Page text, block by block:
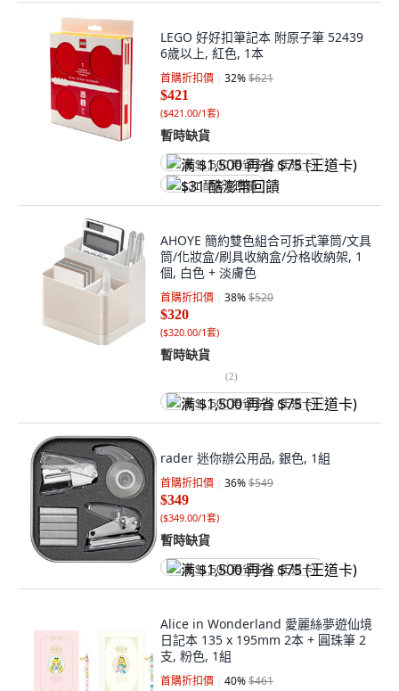
LEGO 好好扣筆記本 附原子筆 52439
6歲以上, 紅色, 1本
首購折扣價 32%$621
$421
($421.00/1套)
暫時缺貨
满 $1,500 再省 $75 (王道卡)
$31 酷澎幣回饋
AHOYE 簡約雙色組合可拆式筆筒/文具
筒/化妝盒/刷具收納盒/分格收納架, 1
個, 白色 + 淡膚色
首購折扣價 38%$520
$320
($320.00/1套)
暫時缺貨
(2)
满 $1,500 再省 $75 (王道卡)
rader 迷你辦公用品, 銀色, 1組
首購折扣價 36%$549
$349
($349.00/1套)
暫時缺貨
满 $1,500 再省 $75 (王道卡)
Alice in Wonderland 愛麗絲夢遊仙境
日記本 135 x 195mm 2本 + 圓珠筆 2
支, 粉色, 1組
首購折扣價 40%$461